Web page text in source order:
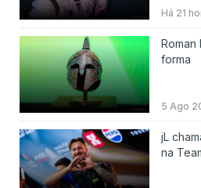
Há 21
Roman
forma
5 Ago
jL
na